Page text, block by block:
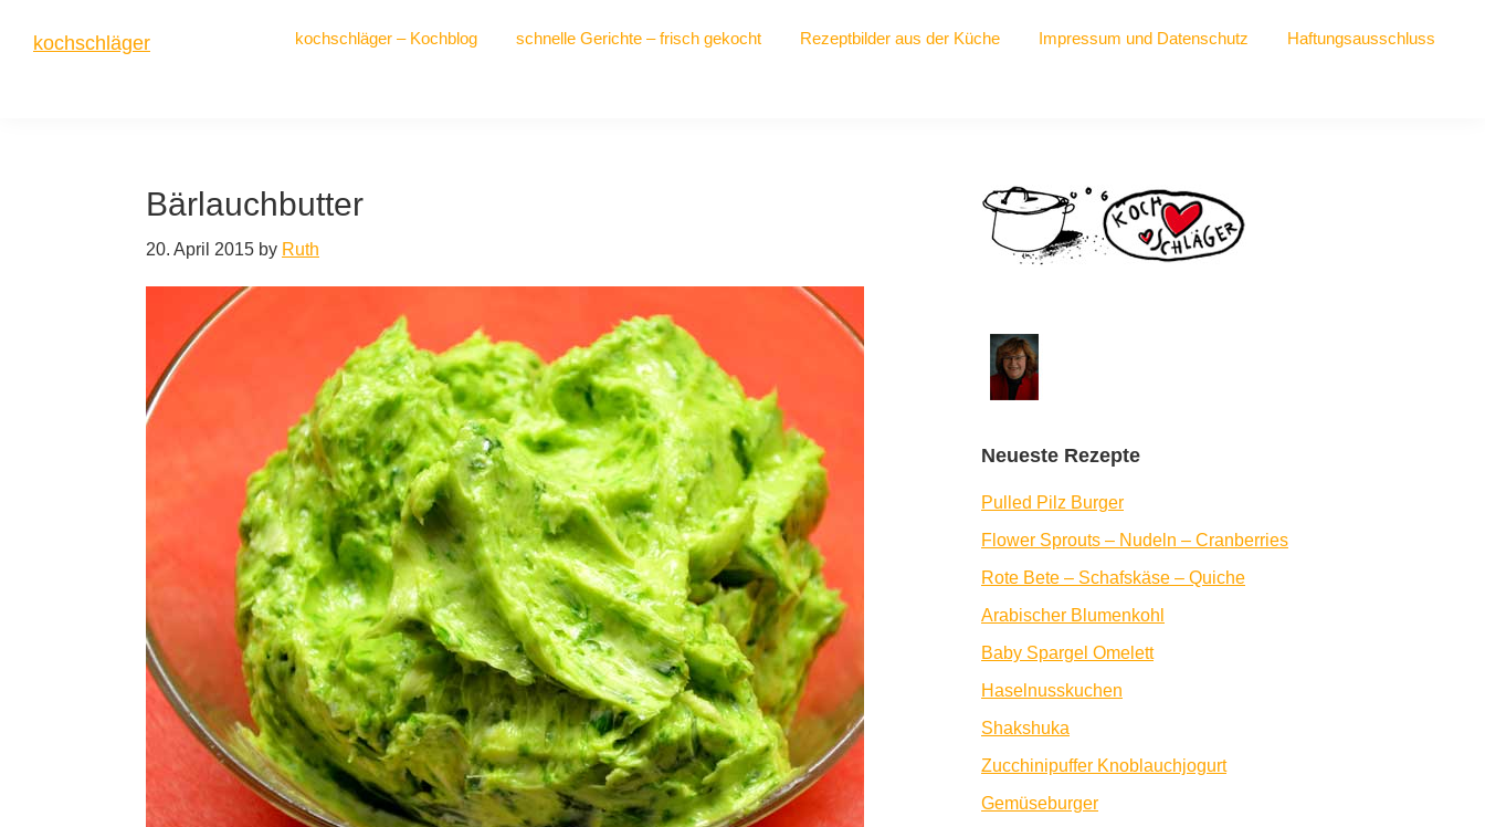
Hauptnavigation
Inhalt
Seitenspalte
kochschläger kochschläger – Kochblog schnelle Gerichte – frisch gekocht Rezeptbilder aus der Küche Impressum und Datenschutz Haftungsausschluss
Bärlauchbutter
20. April 2015 by Ruth
Seitenspalte
Neueste Rezepte
Pulled Pilz Burger
Flower Sprouts – Nudeln – Cranberries
Rote Bete – Schafskäse – Quiche
Arabischer Blumenkohl
Baby Spargel Omelett
Haselnusskuchen
Shakshuka
Zucchinipuffer Knoblauchjogurt
Gemüseburger